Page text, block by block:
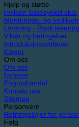
Hjelp og støtte
Hvilken lastesykkel
Monterings- og
Levering - Rask levering
Vilkår og betingelser
Introduksjonsvideoer
Klager
Om oss
Om oss
Nyheter
Engroshandel
Kontakt oss
Sitemap
Personvern
Retningslinjer for
Følg